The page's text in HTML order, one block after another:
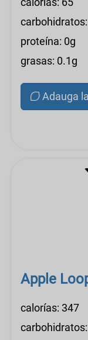
proteína: 0g
grasas: 0.1g
Adauga
Apple
calorías: 347